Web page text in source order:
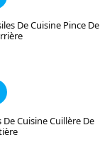
De Cuisine Pince De
Cuisine Cuillère De